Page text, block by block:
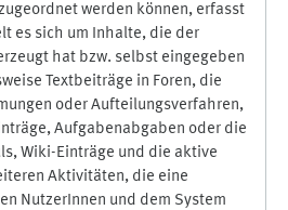
werden können, erfasst
es sich um Inhalte, die der
hat bzw. selbst eingegeben
Textbeiträge in Foren, die
oder Aufteilungsverfahren,
Aufgabenabgaben oder die
Wiki-Einträge und die aktive
Aktivitäten, die eine
NutzerInnen und dem System